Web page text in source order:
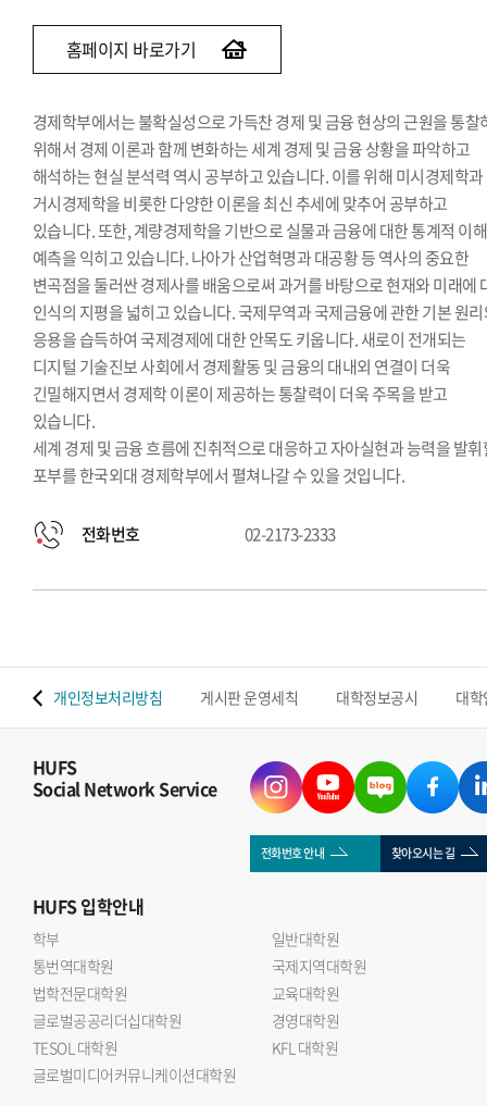
홈페이지 바로가기
경제학부에서는 불확실성으로 가득찬 경제 및 금융 현상의 근원을 통찰
위해서 경제 이론과 함께 변화하는 세계 경제 및 금융 상황을 파악하고
해석하는 현실 분석력 역시 공부하고 있습니다. 이를 위해 미시경제학과
거시경제학을 비롯한 다양한 이론을 최신 추세에 맞추어 공부하고
있습니다. 또한, 계량경제학을 기반으로 실물과 금융에 대한 통계적 이
예측을 익히고 있습니다. 나아가 산업혁명과 대공황 등 역사의 중요한
변곡점을 둘러싼 경제사를 배움으로써 과거를 바탕으로 현재와 미래에
인식의 지평을 넓히고 있습니다. 국제무역과 국제금융에 관한 기본 원
응용을 습득하여 국제경제에 대한 안목도 키웁니다. 새로이 전개되는
디지털 기술진보 사회에서 경제활동 및 금융의 대내외 연결이 더욱
긴밀해지면서 경제학 이론이 제공하는 통찰력이 더욱 주목을 받고
있습니다.
세계 경제 및 금융 흐름에 진취적으로 대응하고 자아실현과 능력을 발
포부를 한국외대 경제학부에서 펼쳐나갈 수 있을 것입니다.
전화번호 02-2173-2333
개인정보처리방침 게시판 운영세칙 대학정보공시 대
HUFS
Social Network Service
전화번호 안내 찾아오시는 길
HUFS입학안내
학부
일반대학원
통번역대학원
국제지역대학원
법학전문대학원
교육대학원
글로벌공공리더십대학원
경영대학원
TESOL 대학원
KFL 대학원
글로벌미디어커뮤니케이션대학원